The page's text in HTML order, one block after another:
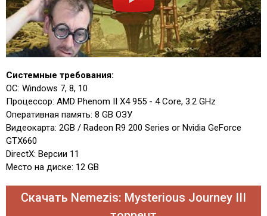
Системные требования:
ОС: Windows 7, 8, 10
Процессор: AMD Phenom II X4 955 - 4 Core, 3.2 GHz
Оперативная память: 8 GB ОЗУ
Видеокарта: 2GB / Radeon R9 200 Series or Nvidia GeForce
GTX660
DirectX: Версии 11
Место на диске: 12 GB
Скачать Nemezis: Mysterious Journey III